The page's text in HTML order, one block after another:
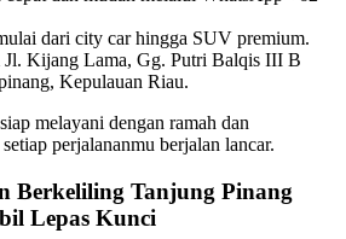
dari city car hingga SUV premium.
Jl. Kijang Lama, Gg. Putri Balqis III B
Kepulauan Riau.
melayani dengan ramah dan
perjalananmu berjalan lancar.
Berkeliling Tanjung Pinang
Lepas Kunci